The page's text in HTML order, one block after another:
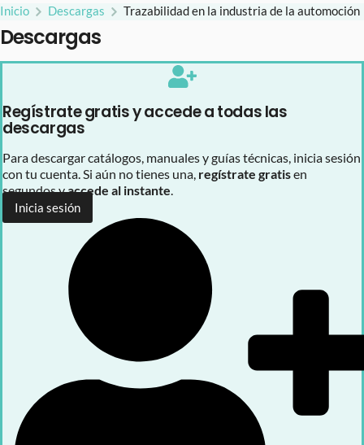
Inicio Descargas Trazabilidad en la industria de la automoción
Descargas
Regístrate gratis y accede a todas las
descargas
Para descargar catálogos, manuales y guías técnicas, inicia sesión
con tu cuenta. Si aún no tienes una, regístrate gratisen
segundos yaccede al instante.
Inicia sesión